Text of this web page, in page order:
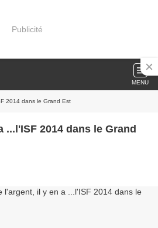
Publicité
MENU
2014 dans le Grand Est
...l'ISF 2014 dans le Grand